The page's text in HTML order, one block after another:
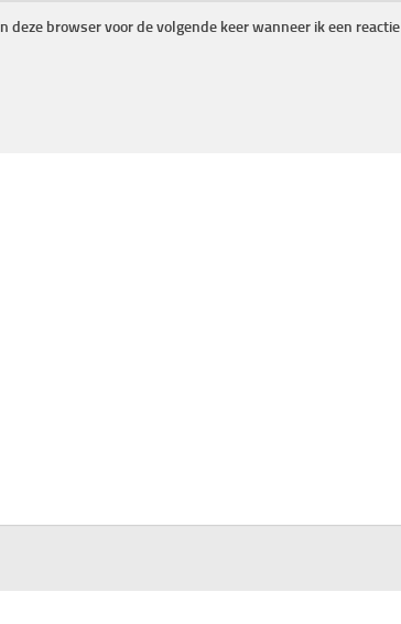
deze browser voor de volgende keer wanneer ik een reactie